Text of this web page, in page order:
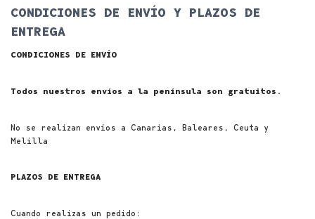
CONDICIONES DE ENVÍO Y PLAZOS DE
ENTREGA
CONDICIONES DE ENVÍO
Todos nuestros envíos a la península son gratuitos.
No se realizan envíos a Canarias, Baleares, Ceuta y
Melilla
PLAZOS DE ENTREGA
Cuando realizas un pedido: